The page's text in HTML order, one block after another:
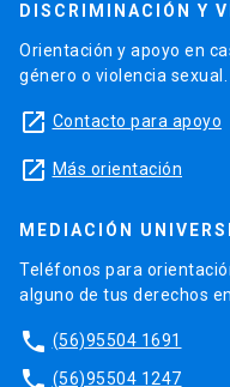
DISCRIMINACIÓN Y
Orientación y apoyo en
género o violencia sexual.
launch Contacto para apoyo
launch Más orientación
MEDIACIÓN
Teléfonos para
alguno de tus derechos
phone (56)95504 1691
phone (56)95504 1247